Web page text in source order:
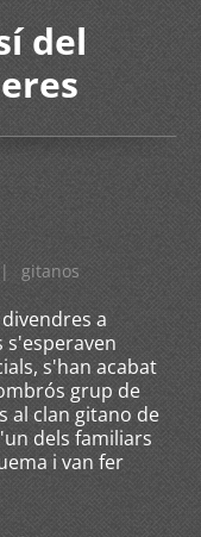
del
| gitanos
a
s'esperaven
s'han acabat
grup de
al clan gitano de
dels familiars
i van fer